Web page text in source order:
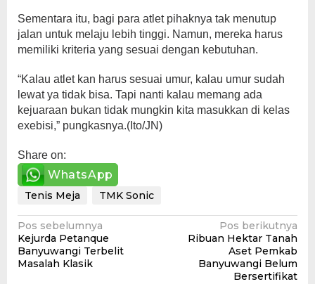
Sementara itu, bagi para atlet pihaknya tak menutup
jalan untuk melaju lebih tinggi. Namun, mereka harus
memiliki kriteria yang sesuai dengan kebutuhan.
“Kalau atlet kan harus sesuai umur, kalau umur sudah
lewat ya tidak bisa. Tapi nanti kalau memang ada
kejuaraan bukan tidak mungkin kita masukkan di kelas
exebisi,” pungkasnya.(Ito/JN)
Share on:
WhatsApp
Tenis Meja TMK Sonic
Navigasi
pos
Pos sebelumnya
Kejurda Petanque
Banyuwangi Terbelit
Masalah Klasik
Pos berikutnya
Ribuan Hektar Tanah
Aset Pemkab
Banyuwangi Belum
Bersertifikat